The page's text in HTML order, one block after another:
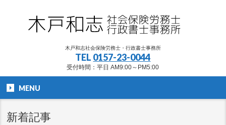
木戸和志社会保険労務士・行政書士事務所
TEL 0157-23-0044
受付時間：平日 AM9:00～PM5:00
MENU
新着記事